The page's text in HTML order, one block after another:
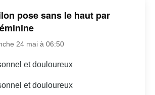
pose sans le haut par
24 mai à 06:50
et douloureux
et douloureux